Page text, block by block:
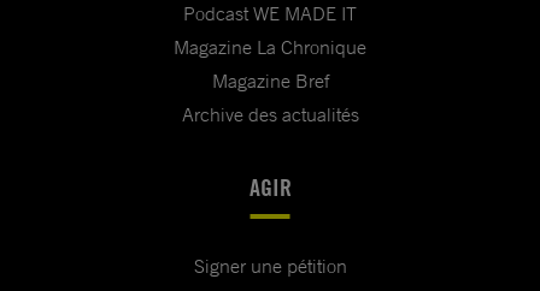
Podcast WE MADE IT
Magazine La Chronique
Magazine Bref
Archive des actualités
AGIR
Signer une pétition